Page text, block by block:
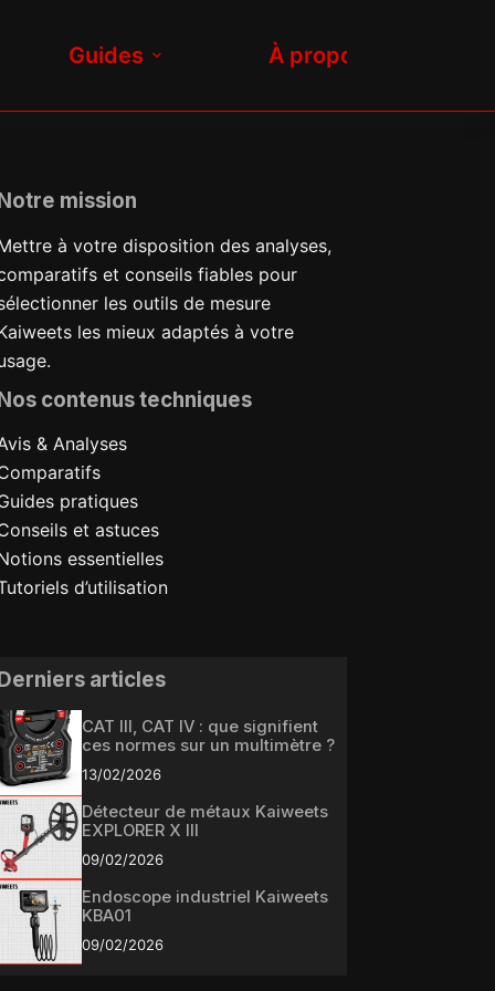
Guides À propos
mission
à votre disposition des analyses,
et conseils fiables pour
les outils de mesure
les mieux adaptés à votre
contenus techniques
& Analyses
pratiques
et astuces
essentielles
d’utilisation
articles
CAT III, CAT IV : que signifient
ces normes sur un multimètre ?
13/02/2026
Détecteur de métaux Kaiweets
EXPLORER X III
09/02/2026
Endoscope industriel Kaiweets
KBA01
09/02/2026